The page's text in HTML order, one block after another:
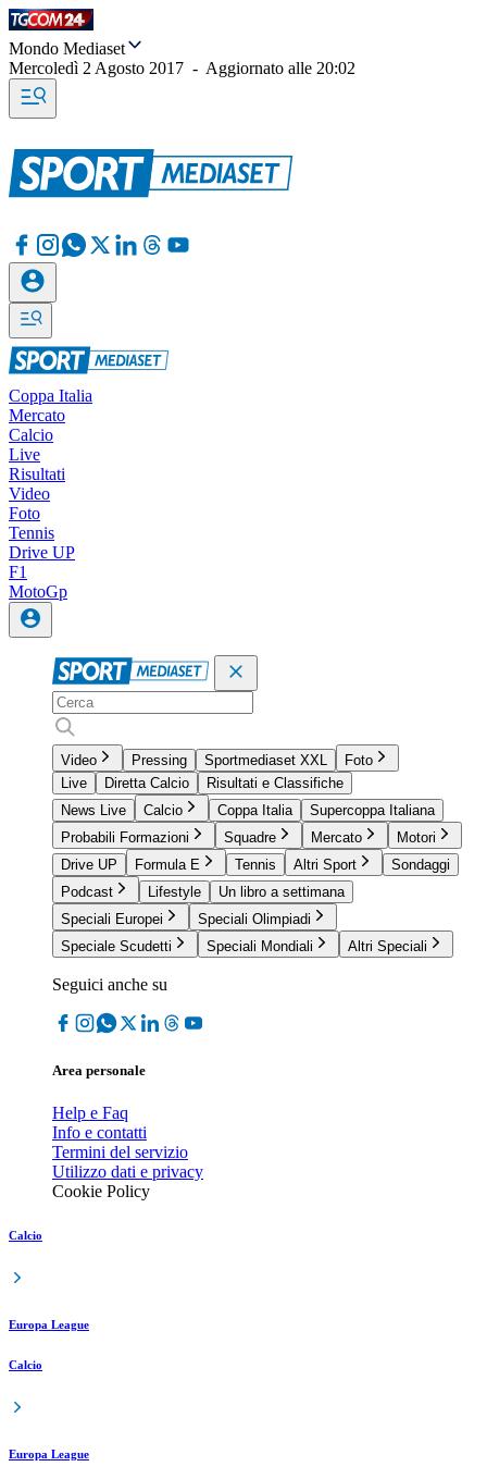
Mondo Mediaset
Mercoledì 2 Agosto 2017 - Aggiornato alle 20:02
Coppa Italia
Mercato
Calcio
Live
Risultati
Video
Foto
Tennis
Drive UP
F1
MotoGp
Video Pressing Sportmediaset XXL
Foto
Live
Diretta Calcio
Risultati e Classifiche
News Live
Calcio Coppa Italia
Supercoppa Italiana
Probabili Formazioni
Squadre Mercato
Motori
Drive UP
Formula E Tennis Altri Sport
Sondaggi
Podcast
Lifestyle
Un libro a settimana
Speciali Europei
Speciali Olimpiadi
Speciale Scudetti
Speciali Mondiali Altri Speciali
Seguici anche su
Area personale
Help e Faq
Info e contatti
Termini del servizio
Utilizzo dati e privacy
Cookie Policy
Calcio
Europa League
Calcio
Europa League